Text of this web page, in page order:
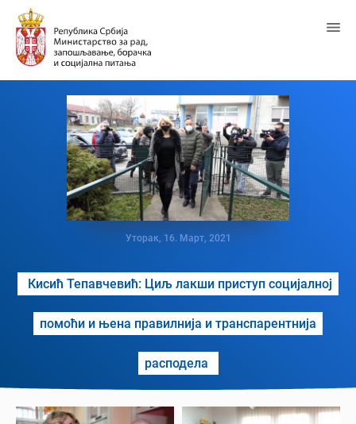
Пређи
главни
садржај
Уторак, 16. Март, 2021
Кисић Тепавчевић: Циљ лакши приступ социјалној
помоћи и њена правилнија и транспарентнија
расподела